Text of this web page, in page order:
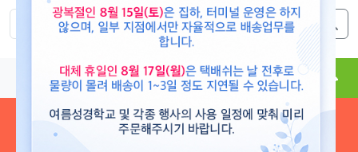
도서 뮤직 용품 현수막 콘텐츠